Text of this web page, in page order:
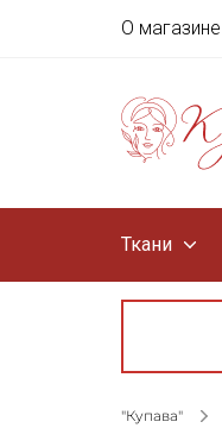
О магазине
Ткани
"Купава"